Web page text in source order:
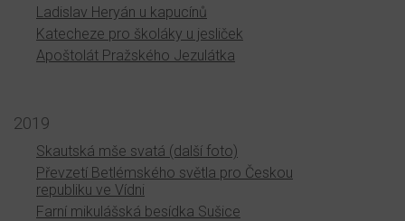
Ladislav Heryán u kapucínů
Katecheze pro školáky u jesliček
Apoštolát Pražského Jezulátka
2019
Skautská mše svatá (další foto)
Převzetí Betlémského světla pro Českou
republiku ve Vídni
Farní mikulášská besídka Sušice